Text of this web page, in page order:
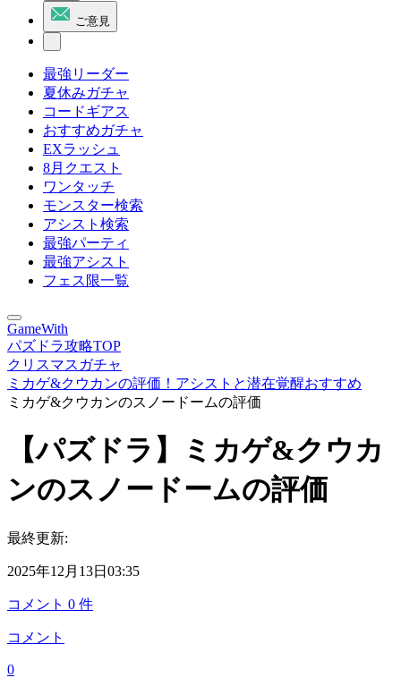
ご意見
最強リーダー
夏休みガチャ
コードギアス
おすすめガチャ
EXラッシュ
8月クエスト
ワンタッチ
モンスター検索
アシスト検索
最強パーティ
最強アシスト
フェス限一覧
GameWith
パズドラ攻略TOP
クリスマスガチャ
ミカゲ&クウカンの評価！アシストと潜在覚醒おすすめ
ミカゲ&クウカンのスノードームの評価
【パズドラ】ミカゲ&クウカ
ンのスノードームの評価
最終更新:
2025年12月13日03:35
コメント 0 件
コメント
0